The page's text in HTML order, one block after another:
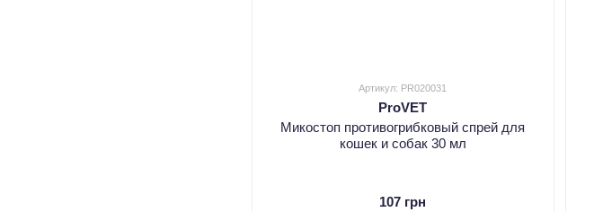
Артикул: PR020031
ProVET
Микостоп противогрибковый спрей для
кошек и собак 30 мл
107 грн